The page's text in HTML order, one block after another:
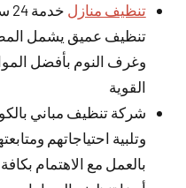
تنظيف منازل
تنظيف عميق يشمل
وغرف النوم بأفضل
القوية
شركة تنظيف مباني
وتلبية احتياجاتهم
بالعمل مع الاهتمام